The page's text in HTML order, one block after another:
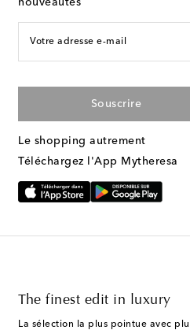
nouveautés
Votre adresse e-mail
Souscrire
Le shopping autrement
Téléchargez l'App Mytheresa
The finest edit in luxury
La sélection la plus pointue avec